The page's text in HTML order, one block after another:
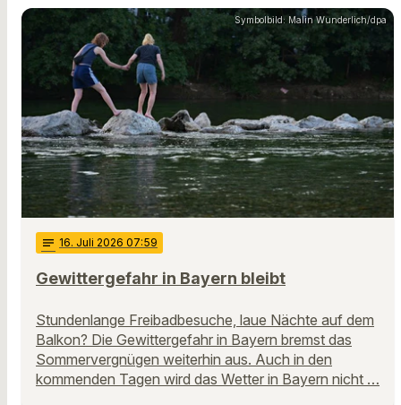
Symbolbild: Malin Wunderlich/dpa
notes 16. Juli 2026 07:59
Gewittergefahr in Bayern bleibt
Stundenlange Freibadbesuche, laue Nächte auf dem
Balkon? Die Gewittergefahr in Bayern bremst das
Sommervergnügen weiterhin aus. Auch in den
kommenden Tagen wird das Wetter in Bayern nicht …